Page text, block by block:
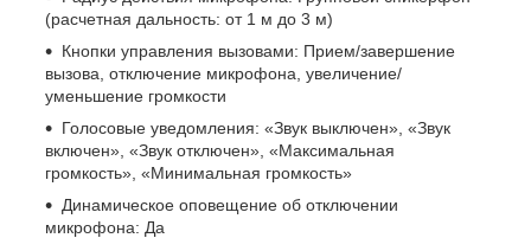
(расчетная дальность: от 1 м до 3 м)
Кнопки управления вызовами: Прием/завершение
вызова, отключение микрофона, увеличение/
уменьшение громкости
Голосовые уведомления: «Звук выключен», «Звук
включен», «Звук отключен», «Максимальная
громкость», «Минимальная громкость»
Динамическое оповещение об отключении
микрофона: Да